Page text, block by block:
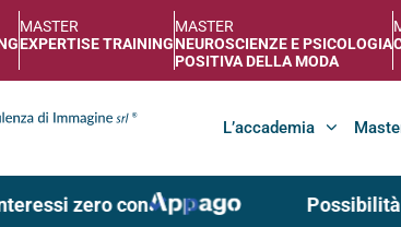
MASTER
EXPERTISE TRAINING
MASTER
NEUROSCIENZE E PSICOLOGIA
POSITIVA DELLA MODA
L’accademia
zero con Possibilità di